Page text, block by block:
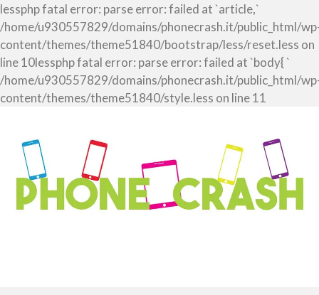
lessphp fatal error: parse error: failed at `article,`
/home/u930557829/domains/phonecrash.it/public_html/
content/themes/theme51840/bootstrap/less/reset.less on
line 10lessphp fatal error: parse error: failed at `body{ `
/home/u930557829/domains/phonecrash.it/public_html/
content/themes/theme51840/style.less on line 11